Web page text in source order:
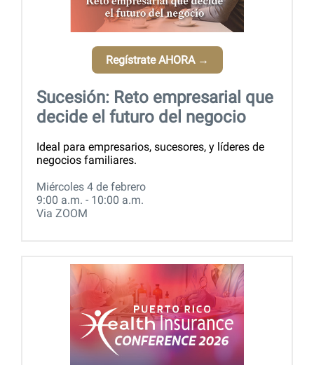
Regístrate AHORA →
Sucesión: Reto empresarial que
decide el futuro del negocio
Ideal para empresarios, sucesores, y líderes de
negocios familiares.
Miércoles 4 de febrero
9:00 a.m. - 10:00 a.m.
Via ZOOM